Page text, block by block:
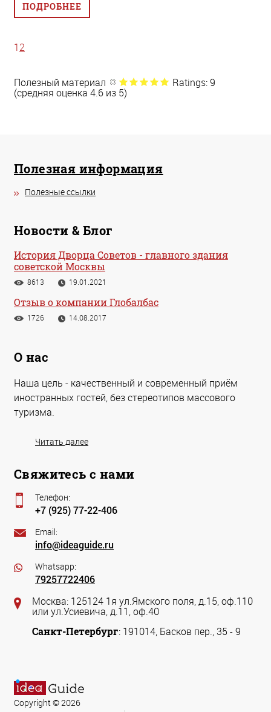
ПОДРОБНЕЕ
12
Полезный материал Ratings: 9
(средняя оценка 4.6 из 5)
Полезная информация
Полезные ссылки
Новости & Блог
История Дворца Советов - главного здания
советской Москвы
8613 19.01.2021
Отзыв о компании Глобалбас
1726 14.08.2017
О нас
Наша цель - качественный и современный приём
иностранных гостей, без стереотипов массового
туризма.
Читать далее
Свяжитесь с нами
Телефон:
+7 (925) 77-22-406
Email:
info@ideaguide.ru
Whatsapp:
79257722406
Москва: 125124 1я ул.Ямского поля, д.15, оф.110
или ул.Усиевича, д.11, оф.40
Санкт-Петербург: 191014, Басков пер., 35 - 9
Copyright © 2026